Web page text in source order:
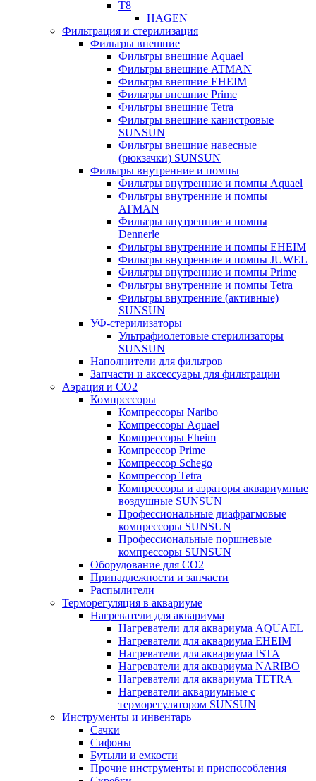
T8
HAGEN
Фильтрация и стерилизация
Фильтры внешние
Фильтры внешние Aquael
Фильтры внешние ATMAN
Фильтры внешние EHEIM
Фильтры внешние Prime
Фильтры внешние Tetra
Фильтры внешние канистровые
SUNSUN
Фильтры внешние навесные
(рюкзачки) SUNSUN
Фильтры внутренние и помпы
Фильтры внутренние и помпы Aquael
Фильтры внутренние и помпы
ATMAN
Фильтры внутренние и помпы
Dennerle
Фильтры внутренние и помпы EHEIM
Фильтры внутренние и помпы JUWEL
Фильтры внутренние и помпы Prime
Фильтры внутренние и помпы Tetra
Фильтры внутренние (активные)
SUNSUN
УФ-стерилизаторы
Ультрафиолетовые стерилизаторы
SUNSUN
Наполнители для фильтров
Запчасти и аксессуары для фильтрации
Аэрация и CO2
Компрессоры
Компрессоры Naribo
Компрессоры Aquael
Компрессоры Eheim
Компрессор Prime
Компрессор Schego
Компрессор Tetra
Компрессоры и аэраторы аквариумные
воздушные SUNSUN
Профессиональные диафрагмовые
компрессоры SUNSUN
Профессиональные поршневые
компрессоры SUNSUN
Оборудование для CO2
Принадлежности и запчасти
Распылители
Терморегуляция в аквариуме
Нагреватели для аквариума
Нагреватели для аквариума AQUAEL
Нагреватели для аквариума EHEIM
Нагреватели для аквариума ISTA
Нагреватели для аквариума NARIBO
Нагреватели для аквариума TETRA
Нагреватели аквариумные с
терморегулятором SUNSUN
Инструменты и инвентарь
Сачки
Сифоны
Бутыли и емкости
Прочие инструменты и приспособления